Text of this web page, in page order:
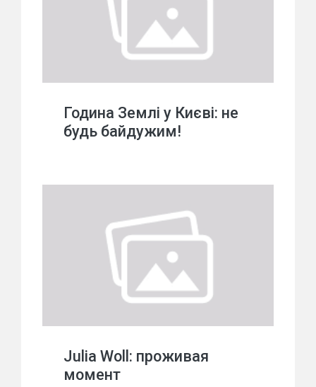
Година Землі у Києві: не
будь байдужим!
Julia Woll: проживая
момент